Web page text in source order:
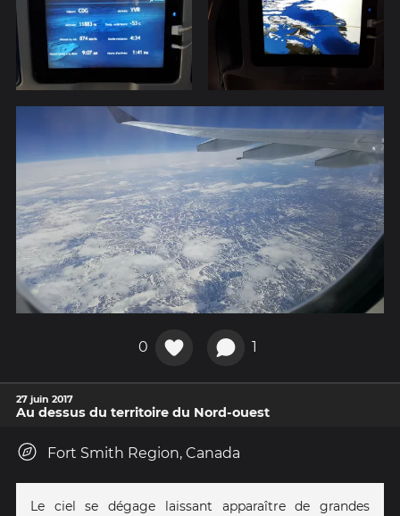
0 1
27 juin 2017
Au dessus du territoire du Nord-ouest
Fort Smith Region, Canada
Le ciel se dégage laissant apparaître de grandes